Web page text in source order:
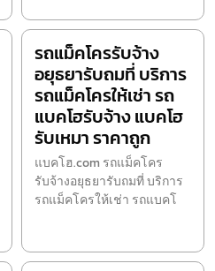
รถแม็คโครรับจ้าง
อยุธยารับถมที่ บริการ
รถแม็คโครให้เช่า รถ
แบคโฮรับจ้าง แบคโฮ
รับเหมา ราคาถูก
แบคโฮ.com รถแม็คโคร
รับจ้างอยุธยารับถมที่ บริการ
รถแม็คโครให้เช่า รถแบคโ